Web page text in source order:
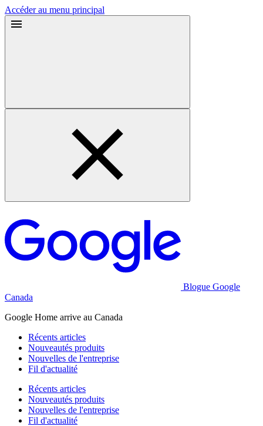
Accéder au menu principal
Blogue Google
Canada
Google Home arrive au Canada
Récents articles
Nouveautés produits
Nouvelles de l'entreprise
Fil d'actualité
Récents articles
Nouveautés produits
Nouvelles de l'entreprise
Fil d'actualité